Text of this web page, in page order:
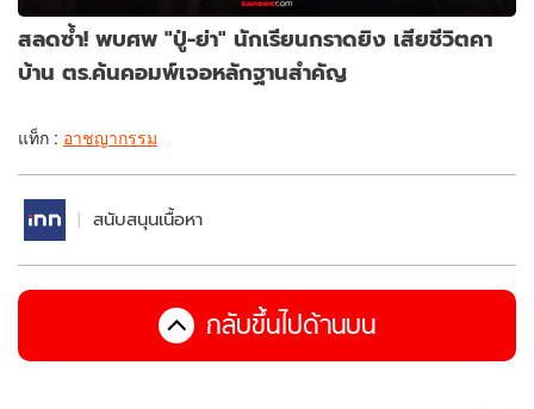
สลดซ้ำ! พบศพ "ปู่-ย่า" นักเรียนกราดยิง เสียชีวิตคา
บ้าน ตร.ค้นคอมพ์เจอหลักฐานสำคัญ
แท็ก : อาชญากรรม
สนับสนุนเนื้อหา
กลับขึ้นไปด้านบน